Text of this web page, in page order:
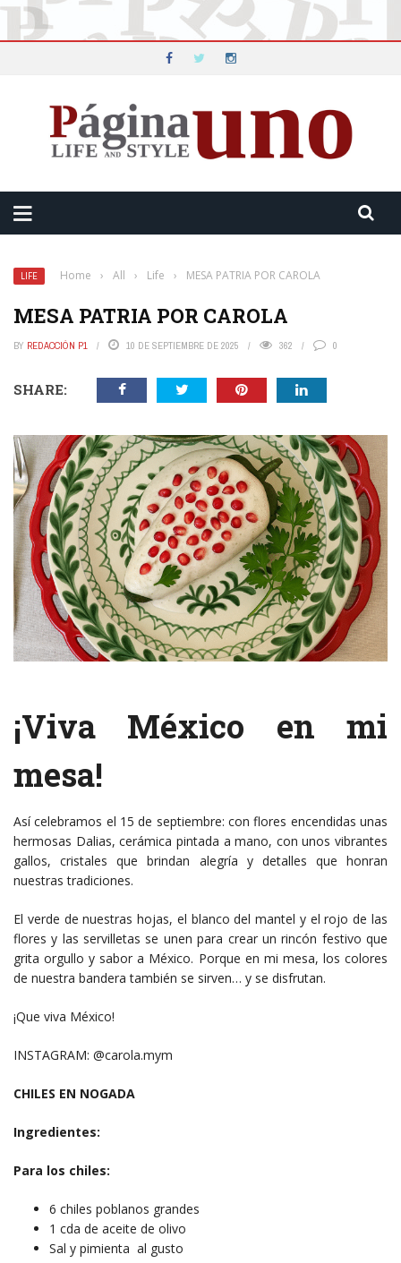
LIFE Home › All › Life › MESA PATRIA POR CAROLA
MESA PATRIA POR CAROLA
BY REDACCIÓN P1 10 DE SEPTIEMBRE DE 2025 362 0
SHARE:
¡Viva México en mi
mesa!
Así celebramos el 15 de septiembre: con flores encendidas unas
hermosas Dalias, cerámica pintada a mano, con unos vibrantes
gallos, cristales que brindan alegría y detalles que honran
nuestras tradiciones.
El verde de nuestras hojas, el blanco del mantel y el rojo de las
flores y las servilletas se unen para crear un rincón festivo que
grita orgullo y sabor a México. Porque en mi mesa, los colores
de nuestra bandera también se sirven… y se disfrutan.
¡Que viva México!
INSTAGRAM: @carola.mym
CHILES EN NOGADA
Ingredientes:
Para los chiles:
6 chiles poblanos grandes
1 cda de aceite de olivo
Sal y pimienta al gusto